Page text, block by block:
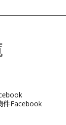
件Facebook